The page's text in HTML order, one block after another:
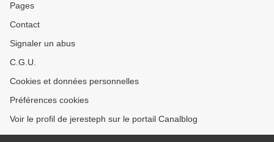
Pages
Contact
Signaler un abus
C.G.U.
Cookies et données personnelles
Préférences cookies
Voir le profil de jeresteph sur le portail Canalblog